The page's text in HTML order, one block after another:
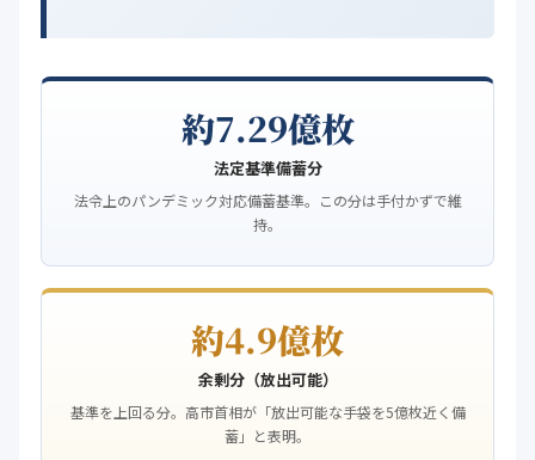
約7.29億枚
法定基準備蓄分
法令上のパンデミック対応備蓄基準。この分は手付かずで維
持。
約4.9億枚
余剰分（放出可能）
基準を上回る分。高市首相が「放出可能な手袋を5億枚近く備
蓄」と表明。